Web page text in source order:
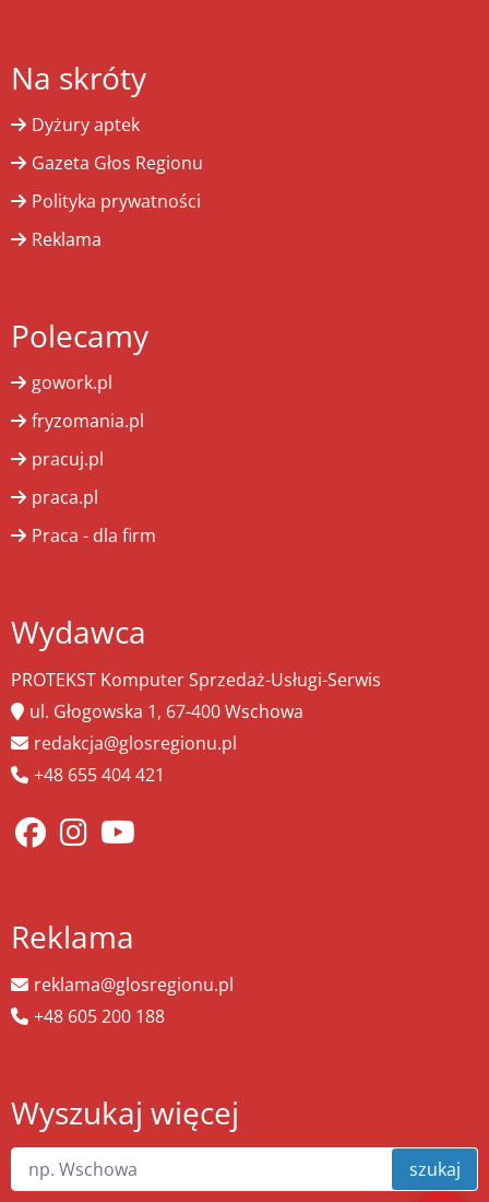
Na skróty
Dyżury aptek
Gazeta Głos Regionu
Polityka prywatności
Reklama
Polecamy
gowork.pl
fryzomania.pl
pracuj.pl
praca.pl
Praca - dla firm
Wydawca
PROTEKST Komputer Sprzedaż-Usługi-Serwis
ul. Głogowska 1, 67-400 Wschowa
redakcja@glosregionu.pl
+48 655 404 421
Reklama
reklama@glosregionu.pl
+48 605 200 188
Wyszukaj więcej
szukaj